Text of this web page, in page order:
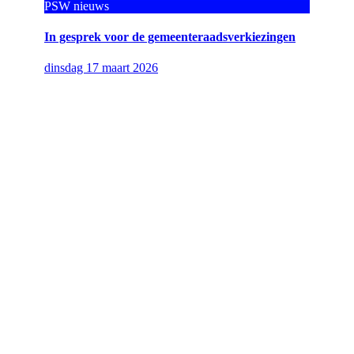
PSW nieuws
In gesprek voor de gemeenteraadsverkiezingen
dinsdag 17 maart 2026